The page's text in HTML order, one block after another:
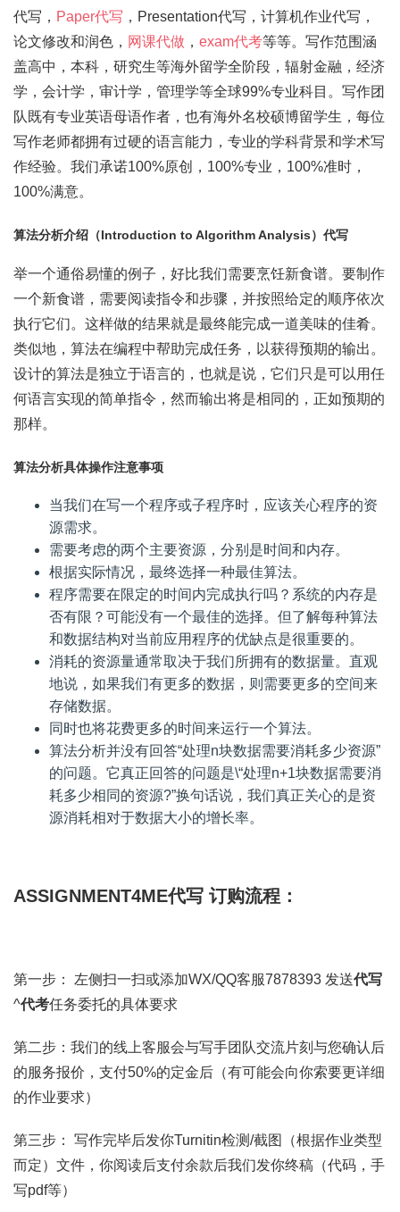
代写， Paper代写 ，Presentation代写，计算机作业代写，
论文修改和润色， 网课代做 ， exam代考等等。写作范围涵
盖高中，本科，研究生等海外留学全阶段，辐射金融，经济
学，会计学，审计学，管理学等全球99%专业科目。写作团
队既有专业英语母语作者，也有海外名校硕博留学生，每位
写作老师都拥有过硬的语言能力，专业的学科背景和学术写
作经验。我们承诺100%原创，100%专业，100%准时，
100%满意。
算法分析介绍（Introduction to Algorithm Analysis）代写
举一个通俗易懂的例子，好比我们需要烹饪新食谱。要制作
一个新食谱，需要阅读指令和步骤，并按照给定的顺序依次
执行它们。这样做的结果就是最终能完成一道美味的佳肴。
类似地，算法在编程中帮助完成任务，以获得预期的输出。
设计的算法是独立于语言的，也就是说，它们只是可以用任
何语言实现的简单指令，然而输出将是相同的，正如预期的
那样。
算法分析具体操作注意事项
当我们在写一个程序或子程序时，应该关心程序的资
源需求。
需要考虑的两个主要资源，分别是时间和内存。
根据实际情况，最终选择一种最佳算法。
程序需要在限定的时间内完成执行吗？系统的内存是
否有限？可能没有一个最佳的选择。但了解每种算法
和数据结构对当前应用程序的优缺点是很重要的。
消耗的资源量通常取决于我们所拥有的数据量。直观
地说，如果我们有更多的数据，则需要更多的空间来
存储数据。
同时也将花费更多的时间来运行一个算法。
算法分析并没有回答“处理n块数据需要消耗多少资源”
的问题。它真正回答的问题是\“处理n+1块数据需要消
耗多少相同的资源?”换句话说，我们真正关心的是资
源消耗相对于数据大小的增长率。
ASSIGNMENT4ME代写 订购流程：
第一步： 左侧扫一扫或添加WX/QQ客服7878393 发送代写
^代考任务委托的具体要求
第二步：我们的线上客服会与写手团队交流片刻与您确认后
的服务报价，支付50%的定金后（有可能会向你索要更详细
的作业要求）
第三步： 写作完毕后发你Turnitin检测/截图（根据作业类型
而定）文件，你阅读后支付余款后我们发你终稿（代码，手
写pdf等）